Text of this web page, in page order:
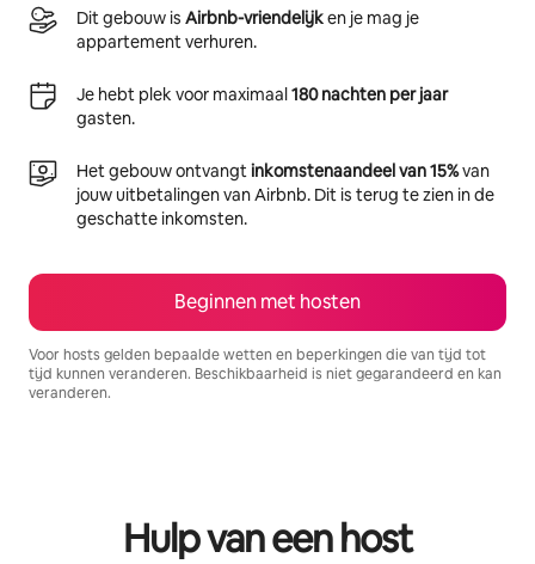
Dit gebouw is Airbnb-vriendelijken je mag je
appartement verhuren.
Je hebt plek voor maximaal180 nachten per jaar
gasten.
Het gebouw ontvangtinkomstenaandeel van 15%van
jouw uitbetalingen van Airbnb. Dit is terug te zien in de
geschatte inkomsten.
Beginnen met hosten
Voor hosts gelden bepaalde wetten en beperkingen die van tijd tot
tijd kunnen veranderen. Beschikbaarheid is niet gegarandeerd en kan
veranderen.
Hulp van een host